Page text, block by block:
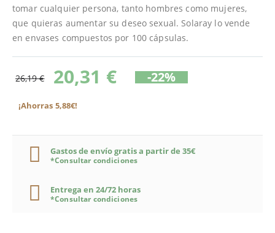
tomar cualquier persona, tanto hombres como mujeres,
que quieras aumentar su deseo sexual. Solaray lo vende
en envases compuestos por 100 cápsulas.
26,19 € 20,31 € -22%
¡Ahorras 5,88€!
Gastos de envío gratis a partir de 35€
*Consultar condiciones
Entrega en 24/72 horas
*Consultar condiciones